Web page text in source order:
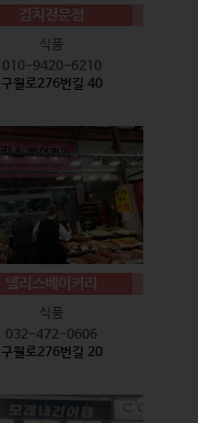
김치전문점
식품
010-9420-6210
구월로276번길 40
델리스베이커리
식품
032-472-0606
구월로276번길 20